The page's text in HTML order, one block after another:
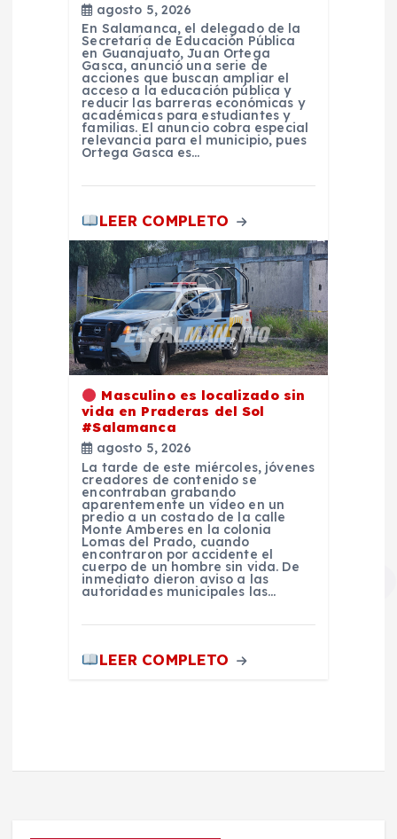
agosto 5, 2026
En Salamanca, el delegado de la
Secretaría de Educación Pública
en Guanajuato, Juan Ortega
Gasca, anunció una serie de
acciones que buscan ampliar el
acceso a la educación pública y
reducir las barreras económicas y
académicas para estudiantes y
familias. El anuncio cobra especial
relevancia para el municipio, pues
Ortega Gasca es…
LEER COMPLETO
Masculino es localizado sin
vida en Praderas del Sol
#Salamanca
agosto 5, 2026
La tarde de este miércoles, jóvenes
creadores de contenido se
encontraban grabando
aparentemente un vídeo en un
predio a un costado de la calle
Monte Amberes en la colonia
Lomas del Prado, cuando
encontraron por accidente el
cuerpo de un hombre sin vida. De
inmediato dieron aviso a las
autoridades municipales las…
LEER COMPLETO